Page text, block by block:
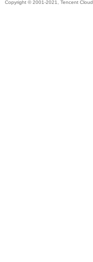
Copyright © 2001-2021, Tencent Cloud.